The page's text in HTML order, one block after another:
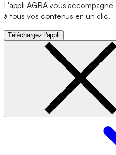
L'appli AGRA vous
à tous vos contenus en un clic.
Téléchargez l'appli